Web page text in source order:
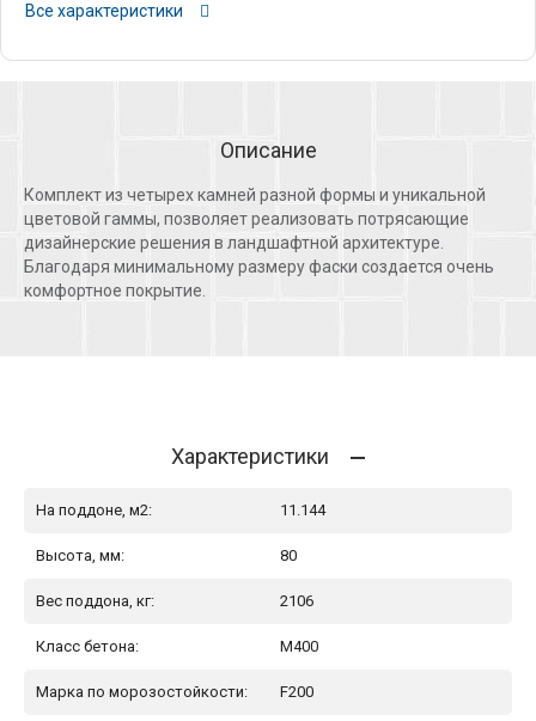
Все характеристики
Описание
Комплект из четырех камней разной формы и уникальной
цветовой гаммы, позволяет реализовать потрясающие
дизайнерские решения в ландшафтной архитектуре.
Благодаря минимальному размеру фаски создается очень
комфортное покрытие.
Характеристики
На поддоне, м2: 11.144
Высота, мм: 80
Вес поддона, кг: 2106
Класс бетона: М400
Марка по морозостойкости: F200